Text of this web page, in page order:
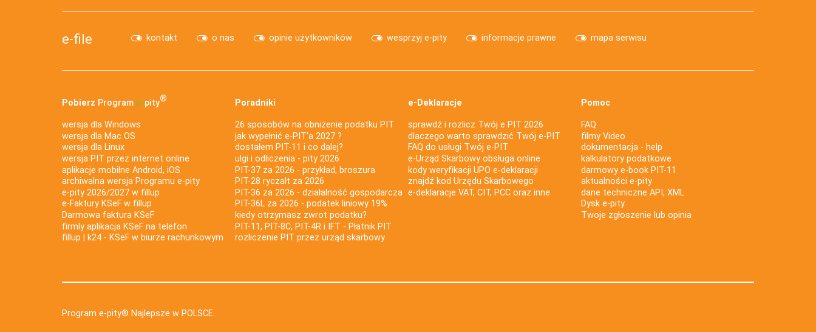
e-file kontakt o nas opinie użytkowników wesprzyj e-pity informacje prawne mapa serwisu
Pobierz Program e‑pity®
wersja dla Windows
wersja dla Mac OS
wersja dla Linux
wersja PIT przez internet online
aplikacje mobilne Android, iOS
archiwalna wersja Programu e-pity
e-pity 2026/2027 w fillup
e‑Faktury KSeF w fillup
Darmowa faktura KSeF
firmly aplikacja KSeF na telefon
fillup | k24 - KSeF w biurze rachunkowym
Poradniki
26 sposobów na obniżenie podatku PIT
jak wypełnić e-PIT'a 2027 ?
dostałem PIT-11 i co dalej?
ulgi i odliczenia - pity 2026
PIT-37 za 2026 - przykład, broszura
PIT-28 ryczałt za 2026
PIT-36 za 2026 - działalność gospodarcza
PIT-36L za 2026 - podatek liniowy 19%
kiedy otrzymasz zwrot podatku?
PIT-11, PIT-8C, PIT-4R i IFT - Płatnik PIT
rozliczenie PIT przez urząd skarbowy
e-Deklaracje
sprawdź i rozlicz Twój e PIT 2026
dlaczego warto sprawdzić Twój e-PIT
FAQ do usługi Twój e-PIT
e-Urząd Skarbowy obsługa online
kody weryfikacji UPO e-deklaracji
znajdź kod Urzędu Skarbowego
e-deklaracje VAT, CIT, PCC oraz inne
Pomoc
FAQ
filmy Video
dokumentacja - help
kalkulatory podatkowe
darmowy e-book PIT-11
aktualności e-pity
dane techniczne API, XML
Dysk e-pity
Twoje zgłoszenie lub opinia
Program e-pity® Najlepsze w POLSCE.